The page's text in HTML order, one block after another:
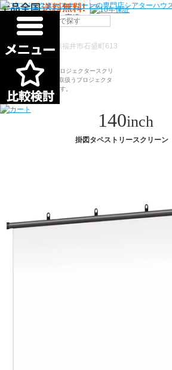
検索
140inch
掛図タペストリースクリーン
〒910-0122 福井県福井市石盛町613
シアターハウスは、プロジェクタースクリ
ーンを全部で500以上取扱うプロジェクタ
ースクリーン専門店です。